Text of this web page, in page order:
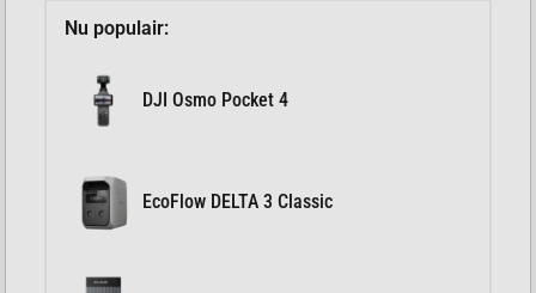
Nu populair:
DJI Osmo Pocket 4
EcoFlow DELTA 3 Classic